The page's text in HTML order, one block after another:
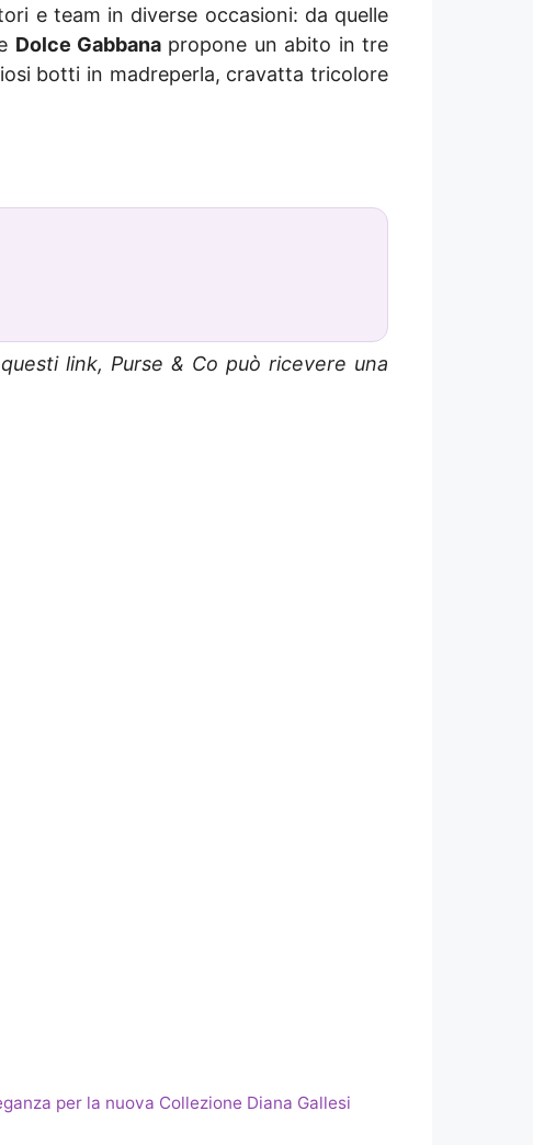
e team in diverse occasioni: da quelle
Dolce Gabbana propone un abito in tre
botti in madreperla, cravatta tricolore
link, Purse & Co può ricevere una
per la nuova Collezione Diana Gallesi